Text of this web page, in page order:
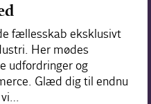
fællesskab eksklusivt
Her mødes
udfordringer og
Glæd dig til endnu
vi…